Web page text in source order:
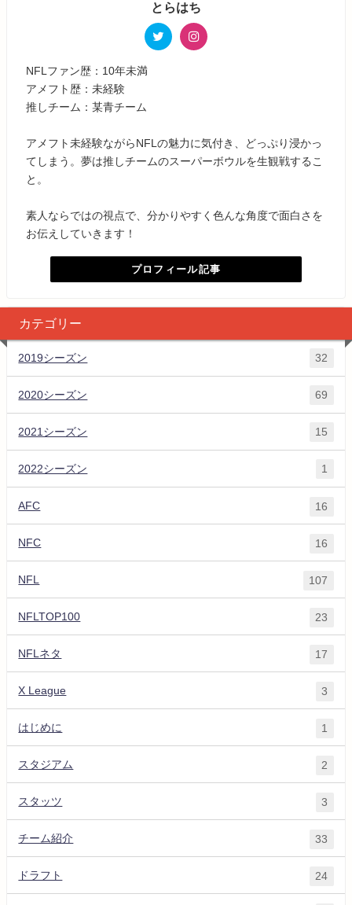
とらはち
NFLファン歴：10年未満
アメフト歴：未経験
推しチーム：某青チーム
アメフト未経験ながらNFLの魅力に気付き、どっぷり浸かっ
てしまう。夢は推しチームのスーパーボウルを生観戦するこ
と。
素人ならではの視点で、分かりやすく色んな角度で面白さを
お伝えしていきます！
プロフィール記事
カテゴリー
2019シーズン 32
2020シーズン 69
2021シーズン 15
2022シーズン 1
AFC 16
NFC 16
NFL 107
NFLTOP100 23
NFLネタ 17
X League 3
はじめに 1
スタジアム 2
スタッツ 3
チーム紹介 33
ドラフト 24